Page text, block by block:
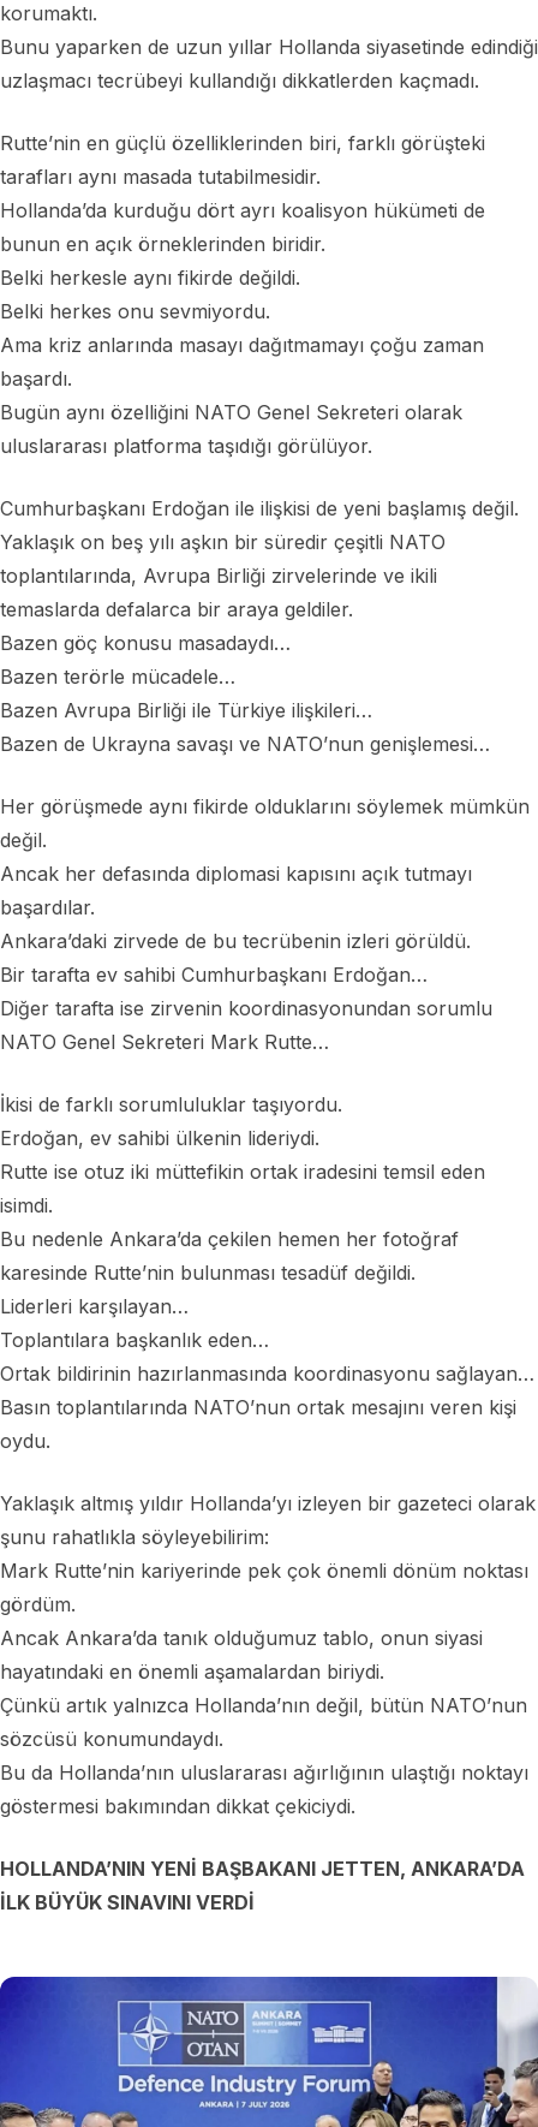
korumaktı.
Bunu yaparken de uzun yıllar Hollanda siyasetinde edindiği
uzlaşmacı tecrübeyi kullandığı dikkatlerden kaçmadı.
Rutte’nin en güçlü özelliklerinden biri, farklı görüşteki
tarafları aynı masada tutabilmesidir.
Hollanda’da kurduğu dört ayrı koalisyon hükümeti de
bunun en açık örneklerinden biridir.
Belki herkesle aynı fikirde değildi.
Belki herkes onu sevmiyordu.
Ama kriz anlarında masayı dağıtmamayı çoğu zaman
başardı.
Bugün aynı özelliğini NATO Genel Sekreteri olarak
uluslararası platforma taşıdığı görülüyor.
Cumhurbaşkanı Erdoğan ile ilişkisi de yeni başlamış değil.
Yaklaşık on beş yılı aşkın bir süredir çeşitli NATO
toplantılarında, Avrupa Birliği zirvelerinde ve ikili
temaslarda defalarca bir araya geldiler.
Bazen göç konusu masadaydı…
Bazen terörle mücadele…
Bazen Avrupa Birliği ile Türkiye ilişkileri…
Bazen de Ukrayna savaşı ve NATO’nun genişlemesi…
Her görüşmede aynı fikirde olduklarını söylemek mümkün
değil.
Ancak her defasında diplomasi kapısını açık tutmayı
başardılar.
Ankara’daki zirvede de bu tecrübenin izleri görüldü.
Bir tarafta ev sahibi Cumhurbaşkanı Erdoğan…
Diğer tarafta ise zirvenin koordinasyonundan sorumlu
NATO Genel Sekreteri Mark Rutte…
İkisi de farklı sorumluluklar taşıyordu.
Erdoğan, ev sahibi ülkenin lideriydi.
Rutte ise otuz iki müttefikin ortak iradesini temsil eden
isimdi.
Bu nedenle Ankara’da çekilen hemen her fotoğraf
karesinde Rutte’nin bulunması tesadüf değildi.
Liderleri karşılayan…
Toplantılara başkanlık eden…
Ortak bildirinin hazırlanmasında koordinasyonu sağlayan…
Basın toplantılarında NATO’nun ortak mesajını veren kişi
oydu.
Yaklaşık altmış yıldır Hollanda’yı izleyen bir gazeteci olarak
şunu rahatlıkla söyleyebilirim:
Mark Rutte’nin kariyerinde pek çok önemli dönüm noktası
gördüm.
Ancak Ankara’da tanık olduğumuz tablo, onun siyasi
hayatındaki en önemli aşamalardan biriydi.
Çünkü artık yalnızca Hollanda’nın değil, bütün NATO’nun
sözcüsü konumundaydı.
Bu da Hollanda’nın uluslararası ağırlığının ulaştığı noktayı
göstermesi bakımından dikkat çekiciydi.
HOLLANDA’NIN YENİ BAŞBAKANI JETTEN, ANKARA’DA
İLK BÜYÜK SINAVINI VERDİ